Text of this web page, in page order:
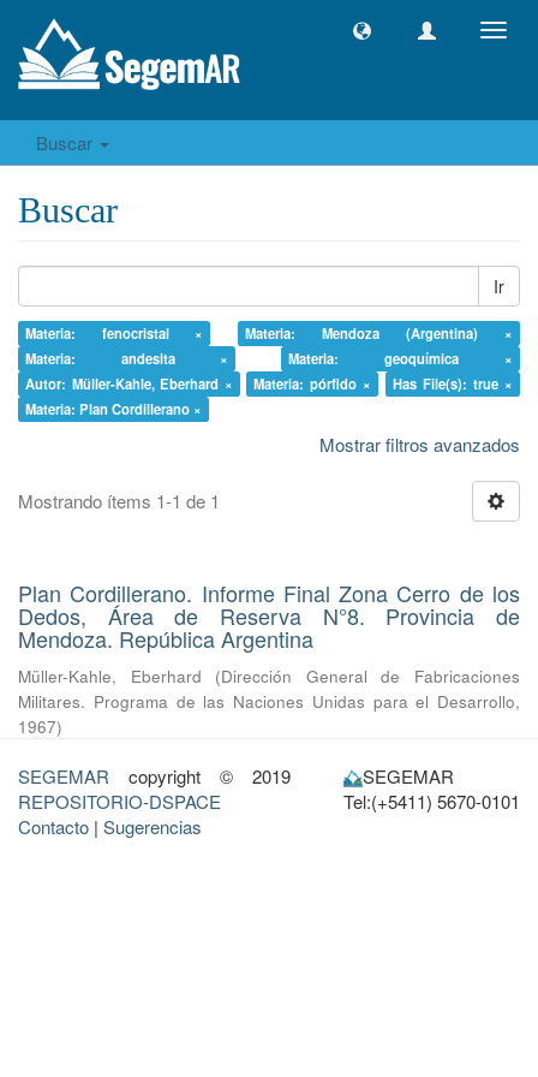
Buscar
Buscar
Ir
Materia: fenocristal ×
Materia: Mendoza (Argentina) ×
Materia: andesita ×
Materia: geoquímica ×
Autor: Müller-Kahle, Eberhard ×
Materia: pórfido ×
Has File(s): true ×
Materia: Plan Cordillerano ×
Mostrar filtros avanzados
Mostrando ítems 1-1 de 1
Plan Cordillerano. Informe Final Zona Cerro de los
Dedos, Área de Reserva N°8. Provincia de
Mendoza. República Argentina
Müller-Kahle, Eberhard (Dirección General de Fabricaciones
Militares. Programa de las Naciones Unidas para el Desarrollo,
1967)
SEGEMAR copyright © 2019
REPOSITORIO-DSPACE
Contacto | Sugerencias
SEGEMAR
Tel:(+5411) 5670-0101